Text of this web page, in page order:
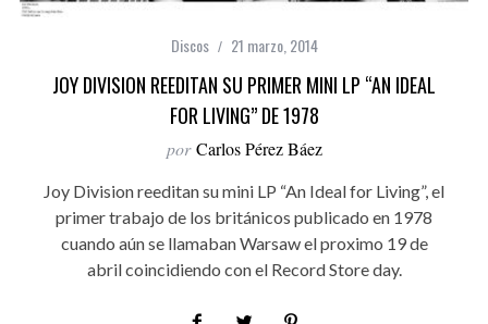
Discos 21 marzo, 2014
JOY DIVISION REEDITAN SU PRIMER MINI LP “AN IDEAL
FOR LIVING” DE 1978
por Carlos Pérez Báez
Joy Division reeditan su mini LP “An Ideal for Living”, el
primer trabajo de los británicos publicado en 1978
cuando aún se llamaban Warsaw el proximo 19 de
abril coincidiendo con el Record Store day.